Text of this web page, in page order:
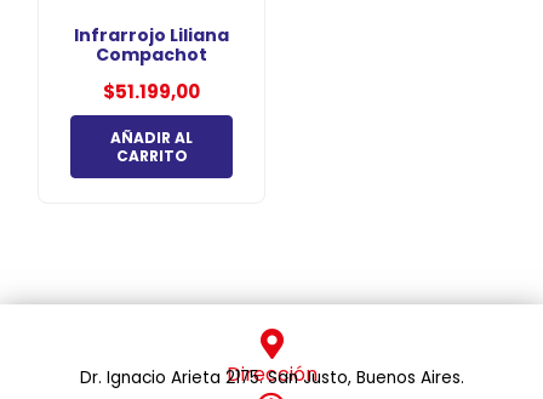
Infrarrojo Liliana
Compachot
$51.199,00
AÑADIR AL
CARRITO
Dirección
Dr. Ignacio Arieta 2175. San Justo, Buenos Aires.